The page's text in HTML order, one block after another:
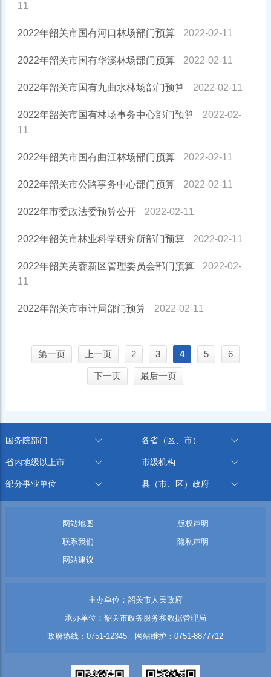
11
2022年韶关市国有河口林场部门预算 2022-02-11
2022年韶关市国有华溪林场部门预算 2022-02-11
2022年韶关市国有九曲水林场部门预算 2022-02-11
2022年韶关市国有林场事务中心部门预算
2022-02-
11
2022年韶关市国有曲江林场部门预算 2022-02-11
2022年韶关市公路事务中心部门预算 2022-02-11
2022年市委政法委预算公开 2022-02-11
2022年韶关市林业科学研究所部门预算 2022-02-11
2022年韶关芙蓉新区管理委员会部门预算
2022-02-
11
2022年韶关市审计局部门预算 2022-02-11
第一页 上一页 2 3 4 5 6
下一页 最后一页
国务院部门 各省（区、市）
省内地级以上市 市级机构
部分事业单位 县（市、区）政府
网站地图
版权声明
联系我们
隐私声明
网站建议
主办单位：韶关市人民政府
承办单位：韶关市政务服务和数据管理局
政府热线：0751-12345 网站维护：0751-8877712